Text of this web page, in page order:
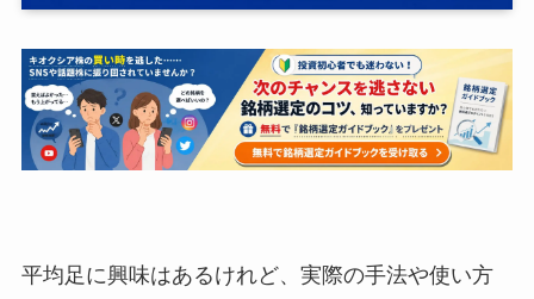
平均足に興味はあるけれど、実際の手法や使い方